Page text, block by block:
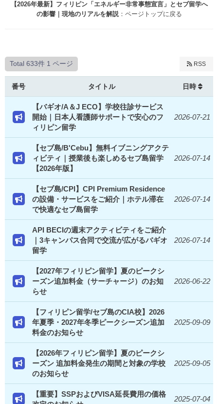
【2026年最新】フィリピン「エネルギー非常事態宣言」とセブ留学へ
の影響｜現地のリアルを解説：ページトップに戻る
Total 633件 1 ページ RSS
番号 タイトル 日時
【バギオ/A＆J ECO】学校往診サービス
開始｜日本人看護師サポートで安心のフ
ィリピン留学
2026-07-21
【セブ島/B'Cebu】無料イブニングアクテ
ィビティ｜授業後も楽しめるセブ島留学
【2026年版】
2026-07-14
【セブ島/CPI】CPI Premium Residence
の設備・サービスをご紹介｜ホテル滞在
で快適なセブ島留学
2026-07-14
API BECIの週末アクティビティをご紹介
｜3キャンパス合同で交流が広がるバギオ
留学
2026-07-14
【2027年フィリピン留学】夏のピークシ
ーズン追加料金（サーチャージ）のお知
らせ
2026-06-22
【フィリピン留学/セブ島のCIA校】2026
年夏季・2027年冬季ピークシーズン追加
料金のお知らせ
2025-09-09
【2026年フィリピン留学】夏のピークシ
ーズン 追加料金発生の期間と対象の学校
のお知らせ
2025-09-05
【重要】SSPおよびVISA延長費用の価格
2025-07-04